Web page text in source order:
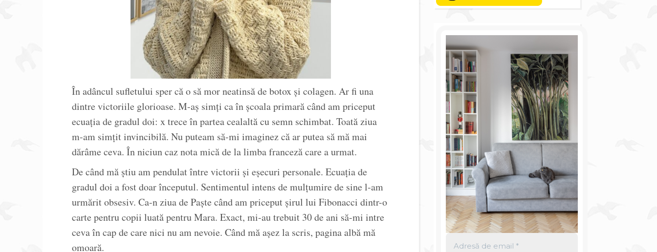
În adâncul sufletului sper că o să mor neatinsă de botox și colagen. Ar fi una
dintre victoriile glorioase. M-aș simți ca în școala primară când am priceput
ecuația de gradul doi: x trece în partea cealaltă cu semn schimbat. Toată ziua
m-am simțit invincibilă. Nu puteam să-mi imaginez că ar putea să mă mai
dărâme ceva. În niciun caz nota mică de la limba franceză care a urmat.
De când mă știu am pendulat între victorii și eșecuri personale. Ecuația de
gradul doi a fost doar începutul. Sentimentul intens de mulțumire de sine l-am
urmărit obsesiv. Ca-n ziua de Paște când am priceput șirul lui Fibonacci dintr-o
carte pentru copii luată pentru Mara. Exact, mi-au trebuit 30 de ani să-mi intre
ceva în cap de care nici nu am nevoie. Când mă așez la scris, pagina albă mă
omoară.